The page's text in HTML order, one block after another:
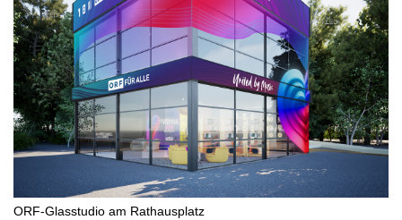
ORF-Glasstudio am Rathausplatz